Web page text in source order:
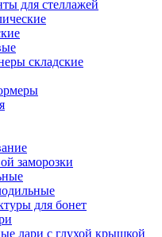
для стеллажей
складские
заморозки
для бонет
лари с глухой крышкой